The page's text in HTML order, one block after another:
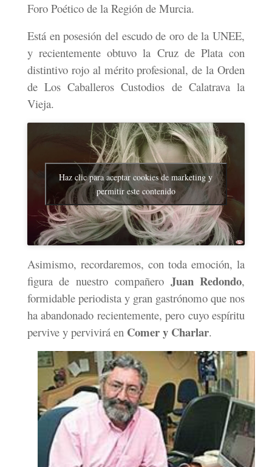
Foro Poético de la Región de Murcia.
Está en posesión del escudo de oro de la UNEE,
y recientemente obtuvo la Cruz de Plata con
distintivo rojo al mérito profesional, de la Orden
de Los Caballeros Custodios de Calatrava la
Vieja.
Haz clic para aceptar cookies de marketing y
permitir este contenido
Asimismo, recordaremos, con toda emoción, la
figura de nuestro compañero Juan Redondo,
formidable periodista y gran gastrónomo que nos
ha abandonado recientemente, pero cuyo espíritu
pervive y pervivirá en Comer y Charlar.